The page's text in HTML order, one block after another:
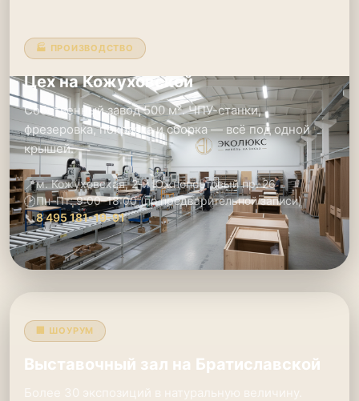
🏭 ПРОИЗВОДСТВО
Цех на Кожуховской
Собственный завод 500 м². ЧПУ-станки,
фрезеровка, покраска и сборка — всё под одной
крышей.
📍м. Кожуховская, 2-й Южнопортовый пр. 26
🕑Пн–Пт: 9:00–18:00 (по предварительной записи)
📞8 495 181-19-91
🏢 ШОУРУМ
Выставочный зал на Братиславской
Более 30 экспозиций в натуральную величину.